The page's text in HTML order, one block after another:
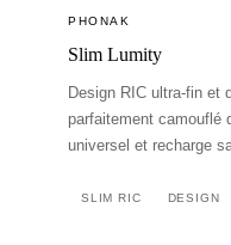
PHONAK
Slim Lumity
Design RIC ultra-fin et
parfaitement camouflé
universel et recharge
SLIM RIC DESIGN